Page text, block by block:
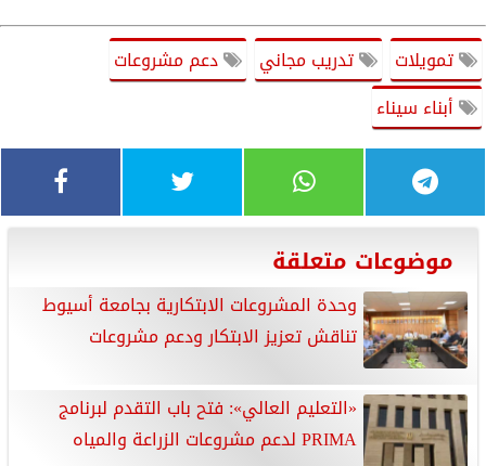
تمويلات تدريب مجاني
دعم مشروعات
أبناء سيناء
موضوعات متعلقة
وحدة المشروعات الابتكارية بجامعة أسيوط
تناقش تعزيز الابتكار ودعم مشروعات
«التعليم العالي»: فتح باب التقدم لبرنامج
PRIMA لدعم مشروعات الزراعة والمياه